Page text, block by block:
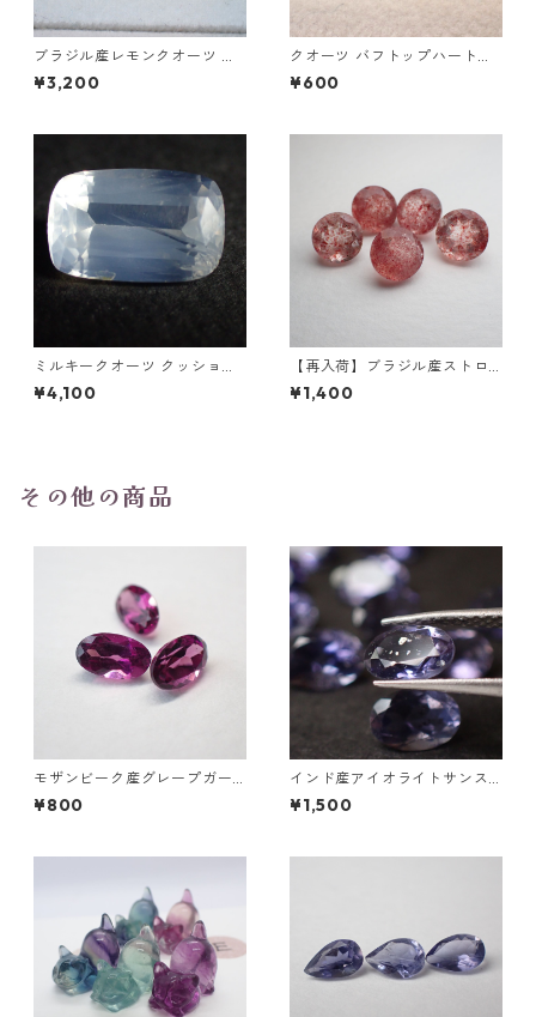
ブラジル産レモンクオーツ オ
ーバルコンケーブカットルー
ス 2ctUP 10mmx8mm
¥3,200
クオーツ バフトップハートシ
ェイプカットルース 0.4ct前
後 5mm
¥600
ミルキークオーツ クッション
カットルース 6.9ct 14.7mm*
9.5mm*7.0mm
¥4,100
【再入荷】ブラジル産ストロ
ベリークオーツ ラウンドカッ
トルース 1.8ct前後 8mm前後
¥1,400
その他の商品
モザンビーク産グレープガー
ネット オーバルカットルース
0.3ct前後 5 mm*3mm前後
¥800
インド産アイオライトサンス
トーンガチャ 6x4mm前後 0.
4ct前後
¥1,500